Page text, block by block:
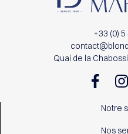
+33 (0)
Quai de la
Notre
Nos